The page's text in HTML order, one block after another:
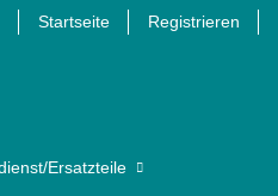
Startseite Registrieren
Ersatzteile